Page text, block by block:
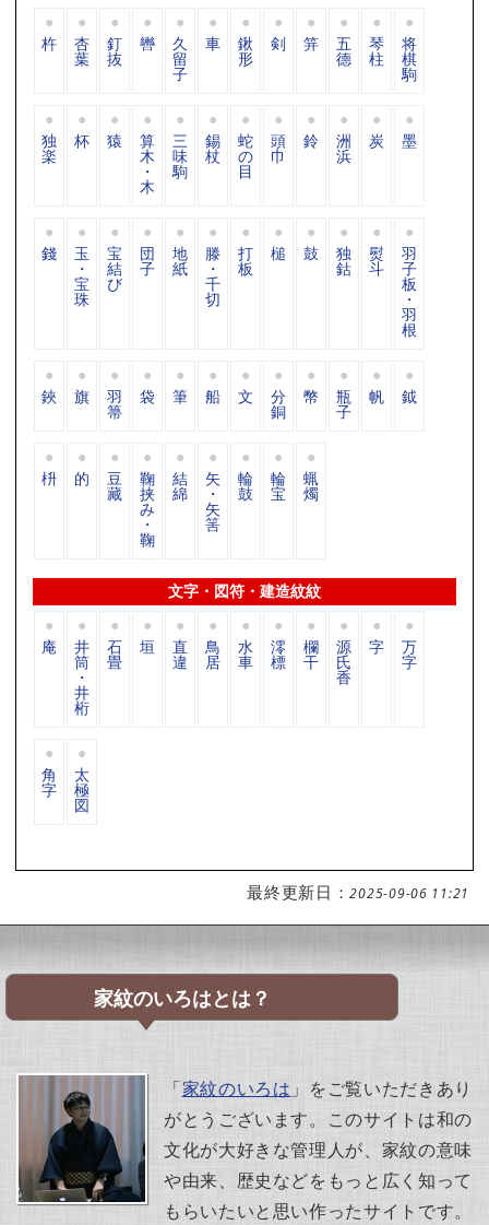
杵 杏
葉
釘
抜
轡 久
留
子
車 鍬
形
剣 笄 五
德
琴
柱
将
棋
駒
独
楽
杯 猿 算
木
・
木
三
味
駒
錫
杖
蛇
の
目
頭
巾
鈴 洲
浜
炭 墨
錢 玉
・
宝
珠
宝
結
び
団
子
地
紙
滕
・
千
切
打
板
槌 鼓 独
鈷
熨
斗
羽
子
板
・
羽
根
鋏 旗 羽
箒
袋 筆 船 文 分
銅
幣 瓶
子
帆 鉞
枡 的 豆
藏
鞠
挟
み
・
鞠
結
綿
矢
・
矢
筈
輪
鼓
輪
宝
蝋
燭
文字・図符・建造紋紋
庵 井
筒
・
井
桁
石
畳
垣 直
違
鳥
居
水
車
澪
標
欄
干
源
氏
香
字 万
字
角
字
太
極
図
最終更新日：2025-09-06 11:21
家紋のいろはとは？
「家紋のいろは 」をご覧いただきあり
がとうございます。このサイトは和の
文化が大好きな管理人が、家紋の意味
や由来、歴史などをもっと広く知って
もらいたいと思い作ったサイトです。